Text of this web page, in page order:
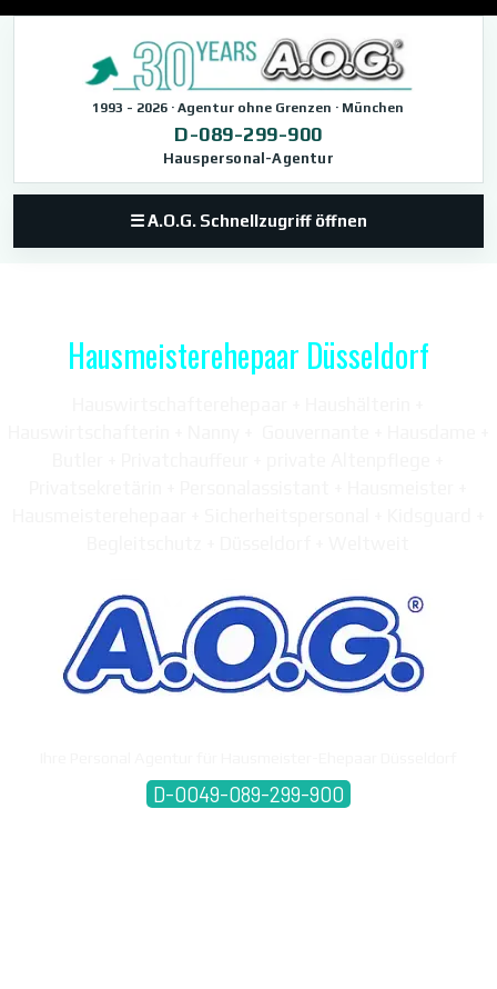
1993 - 2026 · Agentur ohne Grenzen · München
D-089-299-900
Hauspersonal-Agentur
☰ A.O.G. Schnellzugriff öffnen
Hausmeisterehepaar Düsseldorf
D-0049-089-299-900